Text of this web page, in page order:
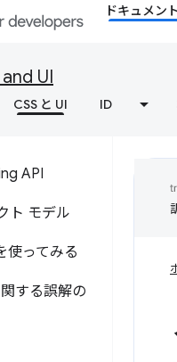
ドキュメント
UI
CSS と UI ID
API
ト モデル
使ってみる
する誤解の